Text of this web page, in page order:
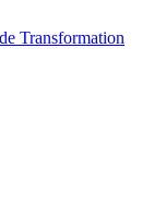
Transformation